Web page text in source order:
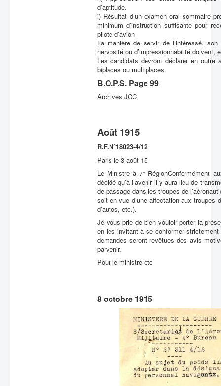
d’aptitude.
i) Résultat d’un examen oral sommaire
minimum d’instruction suffisante pour
pilote d’avion
La manière de servir de l’intéressé,
nervosité ou d’impressionnabilité doivent,
Les candidats devront déclarer en outre
biplaces ou multiplaces.
B.O.P.S. Page 99
Archives JCC
Août 1915
R.F.N°18023-4/12
Paris le 3 août 15
Le Ministre à 7° RégionConformément
décidé qu’à l’avenir il y aura lieu de
de passage dans les troupes de
soit en vue d’une affectation aux troupes
d’autos, etc.).
Je vous prie de bien vouloir porter la
en les invitant à se conformer
demandes seront revêtues des avis
parvenir.
Pour le ministre etc
8 octobre 1915